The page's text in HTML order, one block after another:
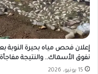
إعلان فحص مياه بحيرة النوبة
نفوق الأسماك.. والنتيجة مفاجأة
15 يونيو، 2026